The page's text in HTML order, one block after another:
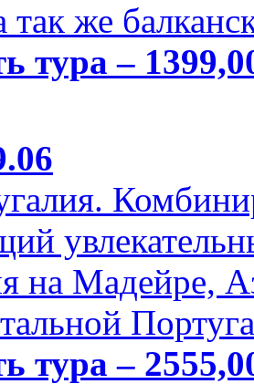
так же
тура –
на Мадейре,
тура –